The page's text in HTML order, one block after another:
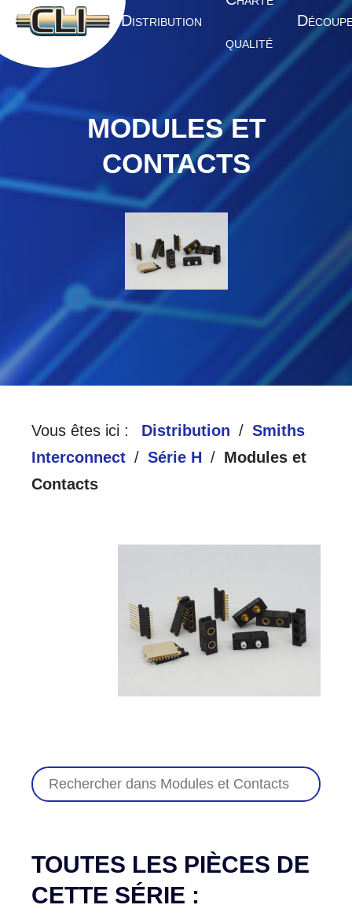
A CCUEIL DISTRIBUTION
QUALITÉ
D
MODULES ET
CONTACTS
Vous êtes ici : Distribution
Smiths
Interconnect
Série H
Modules et
Contacts
TOUTES LES PIÈCES DE
CETTE SÉRIE :